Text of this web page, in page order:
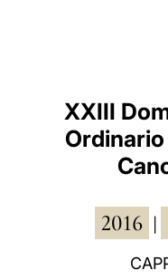
XXIII
2016